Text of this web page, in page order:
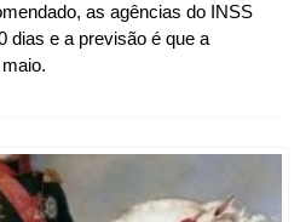
as agências do INSS
dias e a previsão é que a